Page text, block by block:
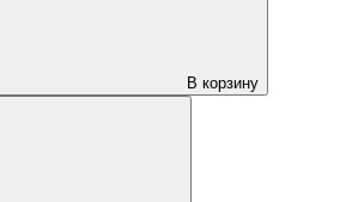
В корзину